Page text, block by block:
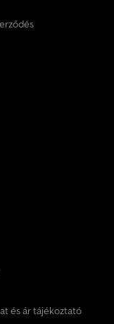
és ár tájékoztató